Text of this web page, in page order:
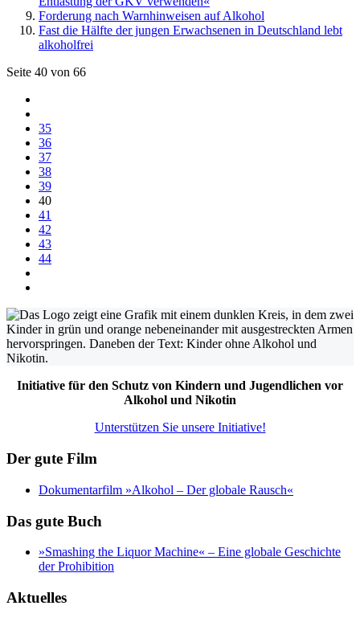
Forderung nach Warnhinweisen auf Alkohol
Fast die Hälfte der jungen Erwachsenen in Deutschland lebt
alkoholfrei
Seite 40 von 66
35
36
37
38
39
40
41
42
43
44
Initiative für den Schutz von Kindern und Jugendlichen vor
Alkohol und Nikotin
Unterstützen Sie unsere Initiative!
Der gute Film
Dokumentarfilm »Alkohol – Der globale Rausch«
Das gute Buch
»Smashing the Liquor Machine« ‒ Eine globale Geschichte
der Prohibition
Aktuelles